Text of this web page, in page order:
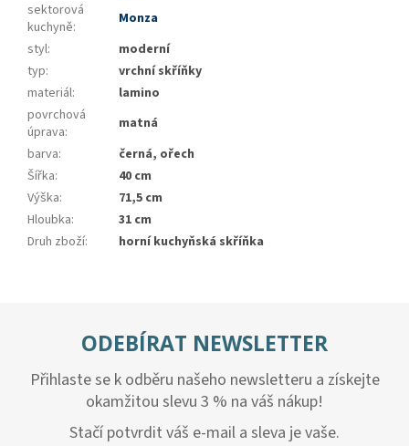
sektorová
kuchyně:
Monza
styl:
moderní
typ:
vrchní skříňky
materiál:
lamino
povrchová
úprava:
matná
barva:
černá, ořech
Šířka:
40 cm
Výška:
71,5 cm
Hloubka:
31 cm
Druh zboží: horní kuchyňská skříňka
ODEBÍRAT NEWSLETTER
Přihlaste se k odběru našeho newsletteru a získejte
okamžitou slevu 3 % na váš nákup!
Stačí potvrdit váš e-mail a sleva je vaše.